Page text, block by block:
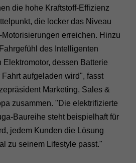
die hohe Kraftstoff-Effizienz
die locker das Niveau
erreichen. Hinzu
des Intelligenten
dessen Batterie
aufgeladen wird", fasst
Marketing, Sales &
zusammen. "Die elektrifizierte
Baureihe steht beispielhaft für
jedem Kunden die Lösung
zu seinem Lifestyle passt."